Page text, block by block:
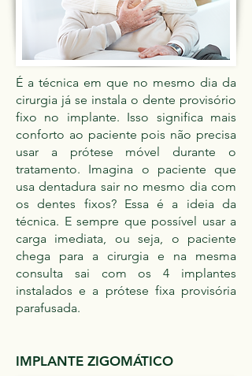
É a técnica em que no mesmo dia da
cirurgia já se instala o dente provisório
fixo no implante. Isso significa mais
conforto ao paciente pois não precisa
usar a prótese móvel durante o
tratamento. Imagina o paciente que
usa dentadura sair no mesmo dia com
os dentes fixos? Essa é a ideia da
técnica. E sempre que possível usar a
carga imediata, ou seja, o paciente
chega para a cirurgia e na mesma
consulta sai com os 4 implantes
instalados e a prótese fixa provisória
parafusada.
IMPLANTE ZIGOMÁTICO